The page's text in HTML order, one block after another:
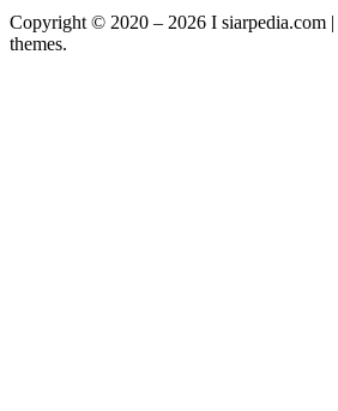
Copyright © 2020 – 2026 I siarpedia.com |
themes.